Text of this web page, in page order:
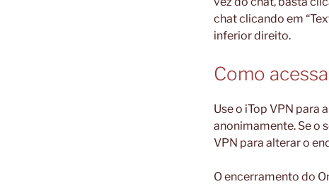
chat clicando em
inferior direito.
Como
Use o iTop VPN para
anonimamente. Se o
VPN para alterar o
O encerramento do